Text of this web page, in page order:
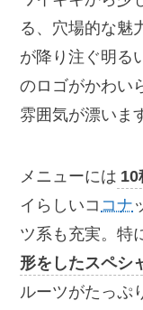
る、穴場的な魅
が降り注ぐ明る
のロゴがかわい
雰囲気が漂いま
メニューには 10
イらしいコ コナ
ツ系も充実。特
形をしたスペシ
ルーツがたっぷ